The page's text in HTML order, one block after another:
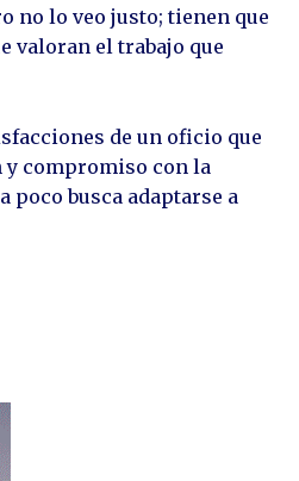
no lo veo justo; tienen que
valoran el trabajo que
de un oficio que
y compromiso con la
busca adaptarse a